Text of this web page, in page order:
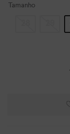
Tamanho